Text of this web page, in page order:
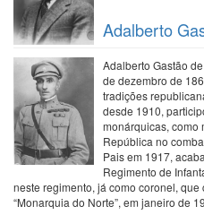
Adalberto
Adalberto Gastão
de dezembro de
tradições
desde 1910,
monárquicas, como
República no
Pais em 1917,
Regimento de
neste regimento, já como coronel,
“Monarquia do Norte”, em janeiro de